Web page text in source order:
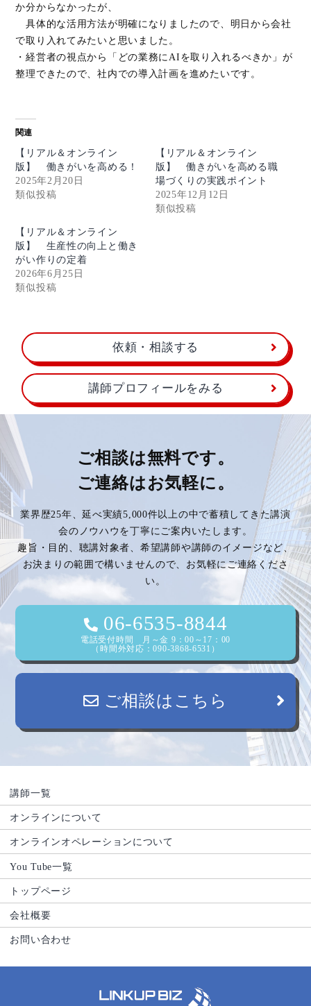
か分からなかったが、
具体的な活用方法が明確になりましたので、明日から会社
で取り入れてみたいと思いました。
・経営者の視点から「どの業務にAIを取り入れるべきか」が
整理できたので、社内での導入計画を進めたいです。
関連
【リアル＆オンライン
版】 働きがいを高める！
2025年2月20日
類似投稿
【リアル＆オンライン
版】 働きがいを高める職
場づくりの実践ポイント
2025年12月12日
類似投稿
【リアル＆オンライン
版】 生産性の向上と働き
がい作りの定着
2026年6月25日
類似投稿
依頼・相談する
講師プロフィールをみる
ご相談は無料です。
ご連絡はお気軽に。
業界歴25年、延べ実績5,000件以上の中で蓄積してきた講演
会のノウハウを丁寧にご案内いたします。
趣旨・目的、聴講対象者、希望講師や講師のイメージなど、
お決まりの範囲で構いませんので、お気軽にご連絡くださ
い。
06-6535-8844
電話受付時間 月～金 9：00～17：00
（時間外対応：090-3868-6531）
ご相談はこちら
講師一覧
オンラインについて
オンラインオペレーションについて
You Tube一覧
トップページ
会社概要
お問い合わせ